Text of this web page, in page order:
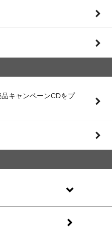
キャンペーンCDをプ